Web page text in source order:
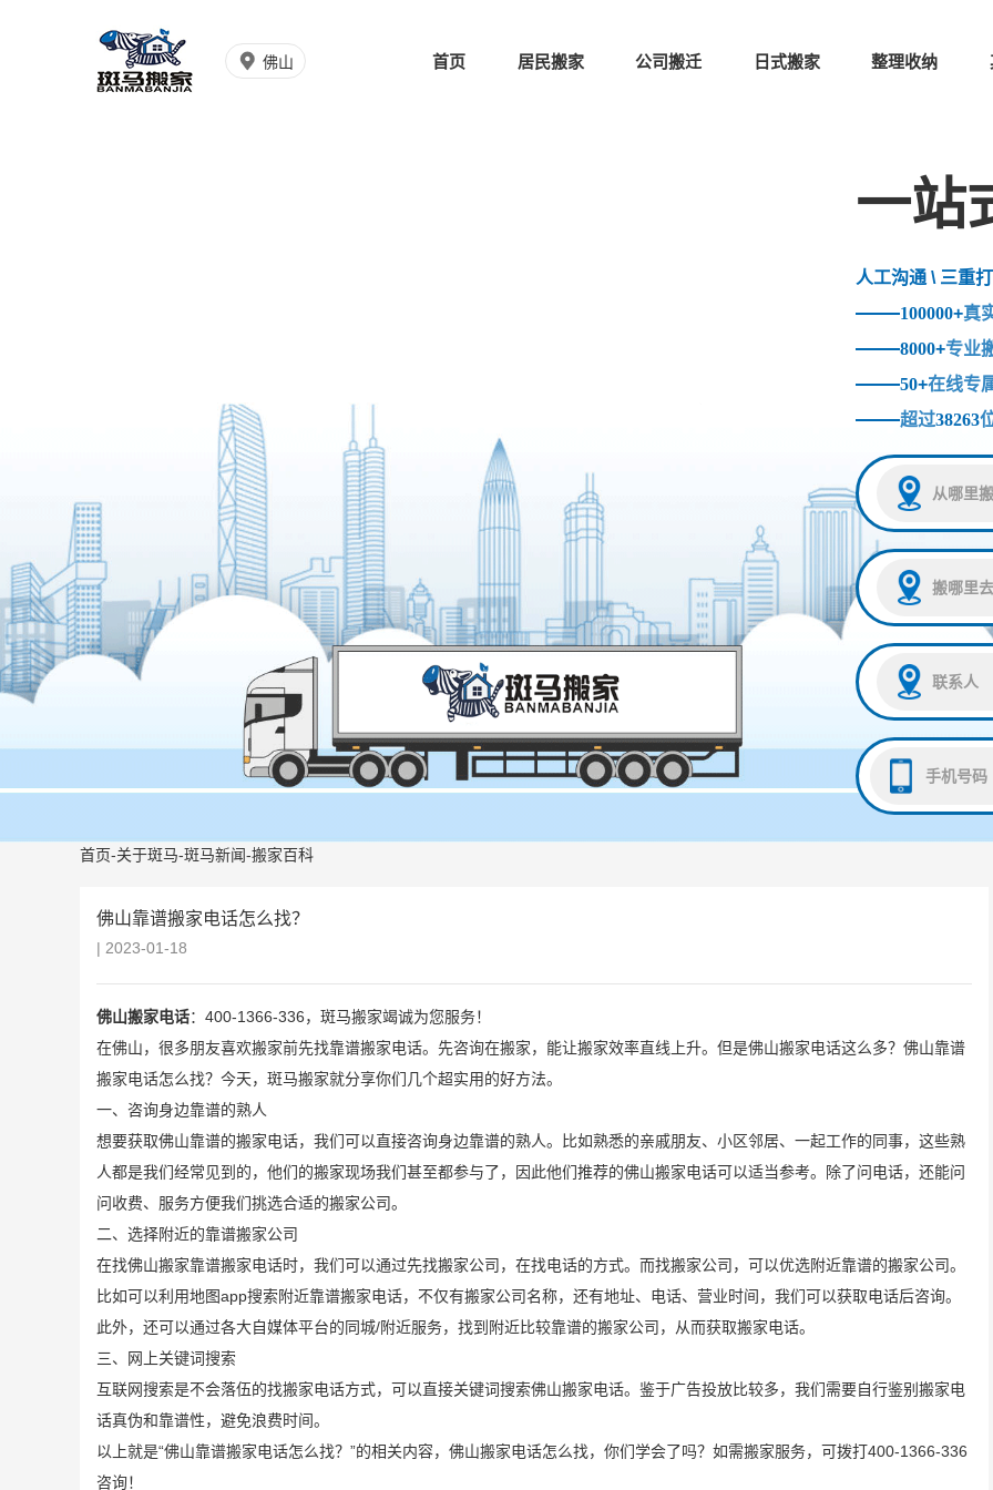
佛山 首页 居民搬家 公司搬迁 日式搬家 整理收纳
一站
人工沟通 \ 三重
100000+真
8000+专业
50+在线专
超过38263
首页-关于斑马-斑马新闻-搬家百科
佛山靠谱搬家电话怎么找？
| 2023-01-18
佛山搬家电话：400-1366-336，斑马搬家竭诚为您服务！
在佛山，很多朋友喜欢搬家前先找靠谱搬家电话。先咨询在搬家，能让搬家效率直线上升。但是佛山搬家电话这么多？佛山靠谱
搬家电话怎么找？今天，斑马搬家就分享你们几个超实用的好方法。
一、咨询身边靠谱的熟人
想要获取佛山靠谱的搬家电话，我们可以直接咨询身边靠谱的熟人。比如熟悉的亲戚朋友、小区邻居、一起工作的同事，这些熟
人都是我们经常见到的，他们的搬家现场我们甚至都参与了，因此他们推荐的佛山搬家电话可以适当参考。除了问电话，还能问
问收费、服务方便我们挑选合适的搬家公司。
二、选择附近的靠谱搬家公司
在找佛山搬家靠谱搬家电话时，我们可以通过先找搬家公司，在找电话的方式。而找搬家公司，可以优选附近靠谱的搬家公司。
比如可以利用地图app搜索附近靠谱搬家电话，不仅有搬家公司名称，还有地址、电话、营业时间，我们可以获取电话后咨询。
此外，还可以通过各大自媒体平台的同城/附近服务，找到附近比较靠谱的搬家公司，从而获取搬家电话。
三、网上关键词搜索
互联网搜索是不会落伍的找搬家电话方式，可以直接关键词搜索佛山搬家电话。鉴于广告投放比较多，我们需要自行鉴别搬家电
话真伪和靠谱性，避免浪费时间。
以上就是“佛山靠谱搬家电话怎么找？”的相关内容，佛山搬家电话怎么找，你们学会了吗？如需搬家服务，可拨打400-1366-336
咨询！